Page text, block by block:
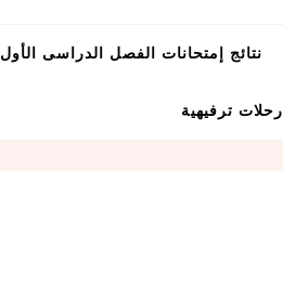
نتائج إمتحانات الفصل الدراسى الأول
رحلات ترفيهية